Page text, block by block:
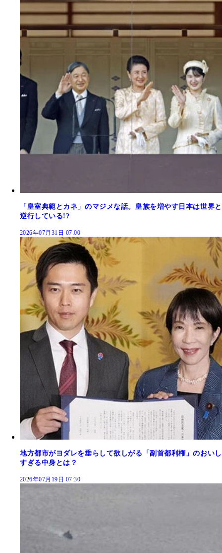
「皇室典範とカネ」のマジメな話。皇族を増やす日本は世界と
逆行している!?
2026年07月31日 07:00
地方都市がヨダレを垂らして欲しがる「副首都利権」のおいし
すぎる中身とは？
2026年07月19日 07:30